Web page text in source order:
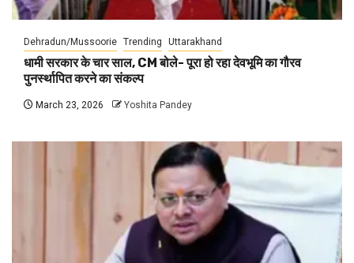
Dehradun/Mussoorie Trending Uttarakhand
धामी सरकार के चार साल, CM बोले- पूरा हो रहा देवभूमि का गौरव
पुनर्स्थापित करने का संकल्प
March 23, 2026 Yoshita Pandey